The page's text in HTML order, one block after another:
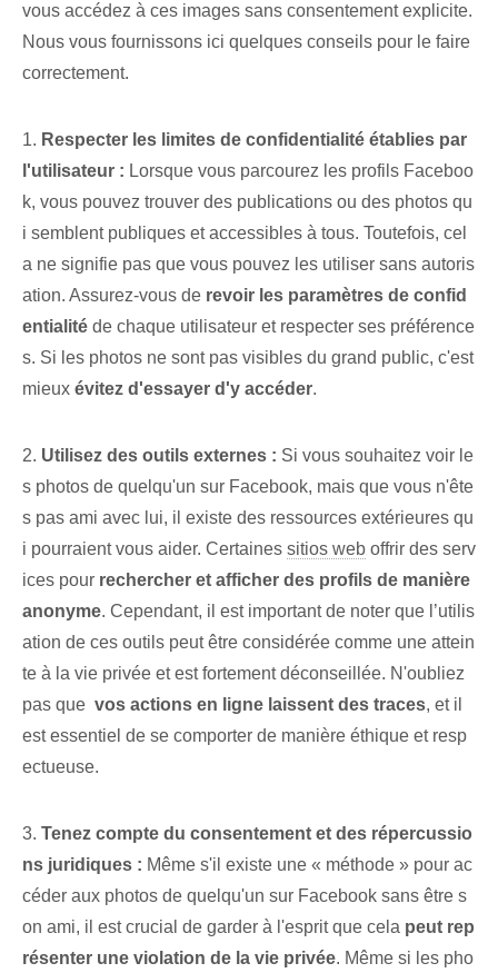
vous accédez à ces images sans consentement explicite.
Nous vous fournissons ici quelques conseils pour le faire
correctement.
1. Respecter les limites de confidentialité établies par
l'utilisateur : Lorsque vous parcourez les profils Faceboo
k, vous pouvez trouver des publications ou des photos qu
i semblent publiques et accessibles à tous. Toutefois, cel
a ne signifie pas que vous pouvez les utiliser sans autoris
ation. Assurez-vous de revoir les paramètres de confid
entialité de chaque utilisateur et respecter ses préférence
s. Si les photos ⁢ne sont pas visibles du grand public, c'est
mieux⁤ évitez d'essayer d'y accéder.
2. Utilisez des outils externes : Si vous souhaitez voir le
s photos de quelqu'un sur Facebook, mais que vous n'ête
s pas ami avec lui, il existe des ressources extérieures qu
i pourraient vous aider.‌ Certaines sitios web offrir des serv
ices pour rechercher et afficher des profils de manière
anonyme. Cependant, il est important de noter que l’utilis
ation de ces outils peut être considérée comme une attein
te à la vie privée et est fortement déconseillée. N'oubliez
pas que ⁤ vos actions en ligne laissent des traces, ⁣et il
est essentiel de se comporter de manière éthique et resp
ectueuse.
3. Tenez compte du consentement et des répercussio
ns juridiques : Même s'il existe une « méthode » pour ac
céder aux photos de quelqu'un sur Facebook sans être‌ s
on ami, il est crucial de garder à l'esprit que cela peut rep
résenter une violation de la vie privée. Même si les pho